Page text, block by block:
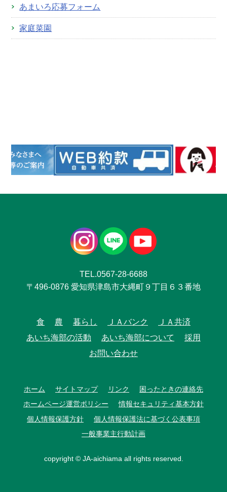
あまいろ応募フォーム
家庭菜園
TEL.0567-28-6688
〒496-0876 愛知県津島市大縄町９丁目６３番地
食 農 暮らし ＪＡバンク
ＪＡ共済
あいち海部の活動
あいち海部について
採用
お問い合わせ
ホーム サイトマップ リンク
困ったときの連絡先
ホームページ運営ポリシー
情報セキュリティ基本方針
個人情報保護方針
個人情報保護法に基づく公表事項
一般事業主行動計画
copyright © JA-aichiama all rights reserved.